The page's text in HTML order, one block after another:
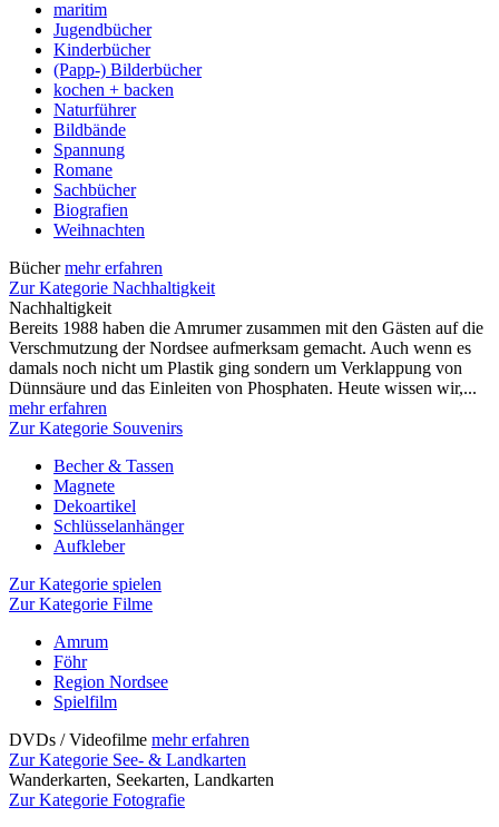
maritim
Jugendbücher
Kinderbücher
(Papp-) Bilderbücher
kochen + backen
Naturführer
Bildbände
Spannung
Romane
Sachbücher
Biografien
Weihnachten
Büchermehr erfahren
Zur Kategorie Nachhaltigkeit
Nachhaltigkeit
Bereits 1988 haben die Amrumer zusammen mit den Gästen auf die
Verschmutzung der Nordsee aufmerksam gemacht. Auch wenn es
damals noch nicht um Plastik ging sondern um Verklappung von
Dünnsäure und das Einleiten von Phosphaten. Heute wissen wir,...
mehr erfahren
Zur Kategorie Souvenirs
Becher & Tassen
Magnete
Dekoartikel
Schlüsselanhänger
Aufkleber
Zur Kategorie spielen
Zur Kategorie Filme
Amrum
Föhr
Region Nordsee
Spielfilm
DVDs / Videofilme mehr erfahren
Zur Kategorie See- & Landkarten
Wanderkarten, Seekarten, Landkarten
Zur Kategorie Fotografie